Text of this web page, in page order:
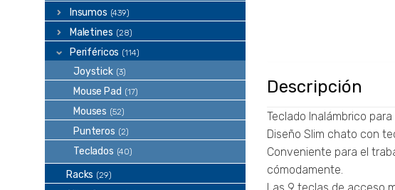
Descripción
Teclado Inalámbrico
Diseño Slim chato con
Conveniente para el
cómodamente.
Insumos (439)
Maletines (28)
Periféricos (114)
Joystick (3)
Mouse Pad (17)
Mouses (52)
Punteros (2)
Teclados (40)
Racks (29)